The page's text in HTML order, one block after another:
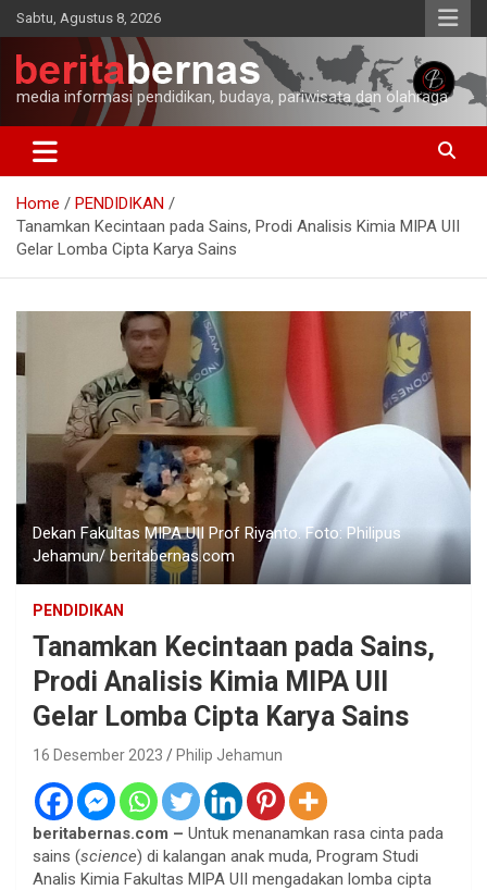
Skip
to
content
Sabtu, Agustus 8, 2026
media informasi pendidikan, budaya, pariwisata dan olahraga
Home
PENDIDIKAN
Tanamkan Kecintaan pada Sains, Prodi Analisis Kimia MIPA UII
Gelar Lomba Cipta Karya Sains
Dekan Fakultas MIPA UII Prof Riyanto. Foto: Philipus
Jehamun/ beritabernas.com
PENDIDIKAN
Tanamkan Kecintaan pada Sains,
Prodi Analisis Kimia MIPA UII
Gelar Lomba Cipta Karya Sains
16 Desember 2023 Philip Jehamun
beritabernas.com – Untuk menanamkan rasa cinta pada
sains (science) di kalangan anak muda, Program Studi
Analis Kimia Fakultas MIPA UII mengadakan lomba cipta